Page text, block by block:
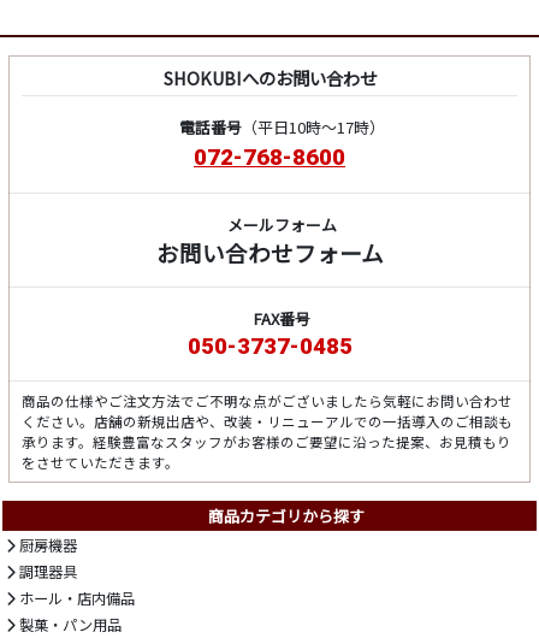
SHOKUBIへのお問い合わせ
電話番号（平日10時～17時）
072-768-8600
メールフォーム
お問い合わせフォーム
FAX番号
050-3737-0485
商品の仕様やご注文方法でご不明な点がございましたら気軽にお問い合わせ
ください。店舗の新規出店や、改装・リニューアルでの一括導入のご相談も
承ります。経験豊富なスタッフがお客様のご要望に沿った提案、お見積もり
をさせていただきます。
商品カテゴリから探す
厨房機器
調理器具
ホール・店内備品
製菓・パン用品